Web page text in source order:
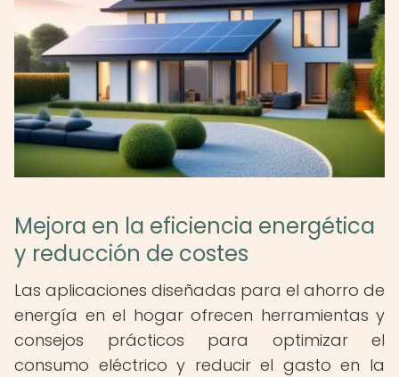
Mejora en la eficiencia energética
y reducción de costes
Las aplicaciones diseñadas para el ahorro de
energía en el hogar ofrecen herramientas y
consejos prácticos para optimizar el
consumo eléctrico y reducir el gasto en la